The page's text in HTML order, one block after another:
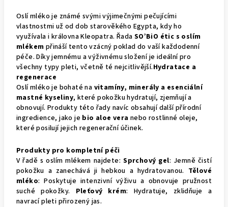
Oslí mléko je známé svými výjimečnými pečujícími
vlastnostmi už od dob starověkého Egypta, kdy ho
využívala i královna Kleopatra. Řada SO’BiO étic s oslím
mlékem přináší tento vzácný poklad do vaší každodenní
péče. Díky jemnému a výživnému složení je ideální pro
všechny typy pleti, včetně té nejcitlivější.Hydratace a
regenerace
Oslí mléko je bohaté na vitamíny, minerály a esenciální
mastné kyseliny, které pokožku hydratují, zjemňují a
obnovují. Produkty této řady navíc obsahují další přírodní
ingredience, jako je bio aloe vera nebo rostlinné oleje,
které posilují jejich regenerační účinek.
Produkty pro kompletní péči
V řadě s oslím mlékem najdete:Sprchový gel: Jemně čistí
pokožku a zanechává ji hebkou a hydratovanou. Tělové
mléko: Poskytuje intenzivní výživu a obnovuje pružnost
suché pokožky. Pleťový krém: Hydratuje, zklidňuje a
navrací pleti přirozený jas.